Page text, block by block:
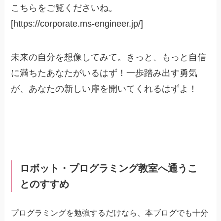
こちらをご覧くださいね。
[https://corporate.ms-engineer.jp/]
未来の自分を想像してみて。きっと、もっと自信
に満ちたあなたがいるはず！一歩踏み出す勇気
が、あなたの新しい扉を開いてくれるはずよ！
ロボット・プログラミング教室へ通うこ
とのすすめ
プログラミングを勉強するだけなら、本ブログでも十分